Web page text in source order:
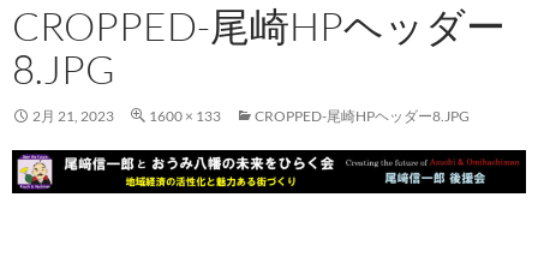
CROPPED-尾崎HPヘッダー
8.JPG
2月 21, 2023 1600 × 133 CROPPED-尾崎HPヘッダー8.JPG